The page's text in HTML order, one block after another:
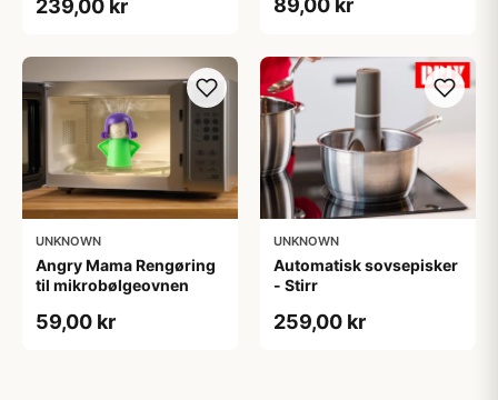
239,00 kr 89,00 kr
UNKNOWN
Angry Mama Rengøring
til mikrobølgeovnen
59,00 kr
UNKNOWN
Automatisk sovsepisker
- Stirr
259,00 kr